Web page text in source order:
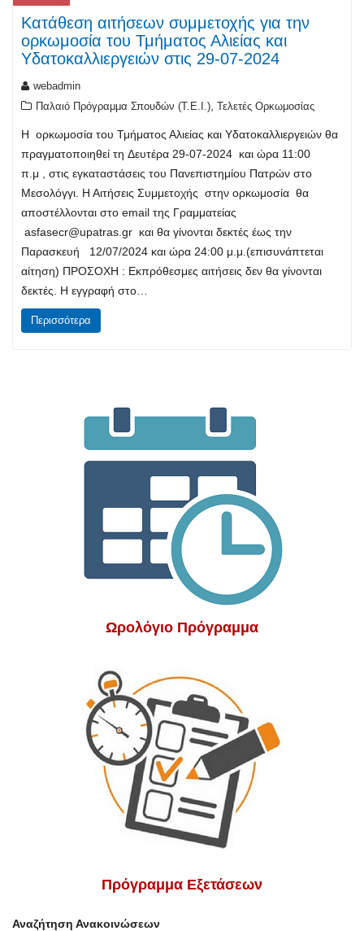
Κατάθεση αιτήσεων συμμετοχής για την
ορκωμοσία του Τμήματος Αλιείας και
Υδατοκαλλιεργειών στις 29-07-2024
webadmin
Παλαιό Πρόγραμμα Σπουδών (T.E.I.) Τελετές Ορκωμοσίας
H ορκωμοσία του Τμήματος Αλιείας και Υδατοκαλλιεργειών θα
πραγματοποιηθεί τη Δευτέρα 29-07-2024 και ώρα 11:00
π.μ , στις εγκαταστάσεις του Πανεπιστημίου Πατρών στο
Μεσολόγγι. Η Αιτήσεις Συμμετοχής στην ορκωμοσία θα
αποστέλλονται στο email της Γραμματείας
asfasecr@upatras.gr και θα γίνονται δεκτές έως την
Παρασκευή 12/07/2024 και ώρα 24:00 μ.μ.(επισυνάπτεται
αίτηση) ΠΡΟΣΟΧΗ : Εκπρόθεσμες αιτήσεις δεν θα γίνονται
δεκτές. Η εγγραφή στο…
Περισσότερα
Ωρολόγιο Πρόγραμμα
Πρόγραμμα Εξετάσεων
Αναζήτηση Ανακοινώσεων